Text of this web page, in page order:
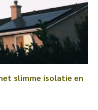
slimme isolatie en